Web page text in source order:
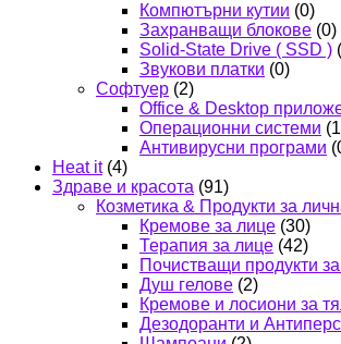
Компютърни кутии (0)
Захранващи блокове (0)
Solid-State Drive ( SSD )
Звукови платки (0)
Софтуер (2)
Office & Desktop
Операционни системи
Антивирусни програми
Heat it (4)
Здраве и красота (91)
Козметика & Продукти за
Кремове за лице (30)
Терапия за лице (42)
Почистващи продукти
Душ гелове (2)
Кремове и лосиони за
Дезодоранти и